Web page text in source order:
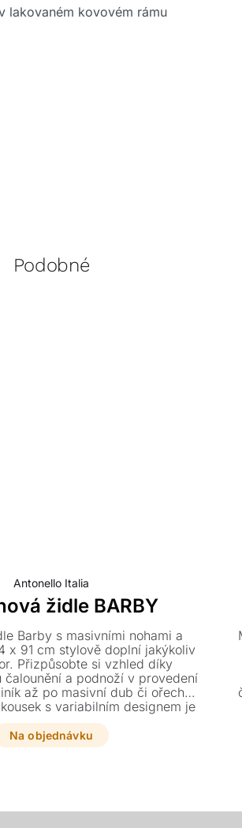
lakovaném kovovém rámu
Podobné
Antonello Italia
židle BARBY
Barby s masivními nohami a
x 91 cm stylově doplní jakýkoliv
Přizpůsobte si vzhled díky
čalounění a podnoží v provedení
až po masivní dub či ořech.
s variabilním designem je
doptání dle vaší konkrétní
konfigurace.
Na objednávku